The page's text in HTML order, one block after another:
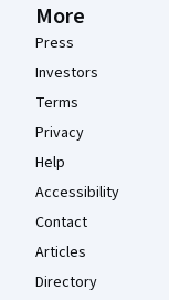
More
Press
Investors
Terms
Privacy
Help
Accessibility
Contact
Articles
Directory